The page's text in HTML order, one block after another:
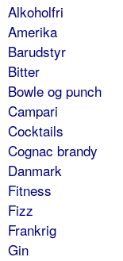
Alkoholfri
Amerika
Barudstyr
Bitter
Bowle og punch
Campari
Cocktails
Cognac brandy
Danmark
Fitness
Fizz
Frankrig
Gin